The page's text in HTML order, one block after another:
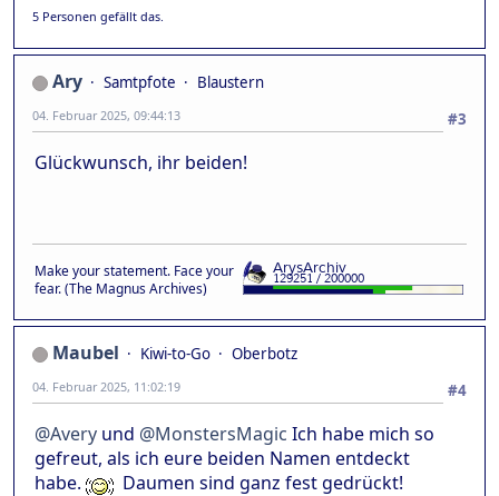
5 Personen gefällt das.
Ary Samtpfote
Blaustern
#3
04. Februar 2025, 09:44:13
Glückwunsch, ihr beiden!
Make your statement. Face your
fear. (The Magnus Archives)
Maubel Kiwi-to-Go
Oberbotz
#4
04. Februar 2025, 11:02:19
@Avery und @MonstersMagic Ich habe mich so
gefreut, als ich eure beiden Namen entdeckt
habe.
Daumen sind ganz fest gedrückt!